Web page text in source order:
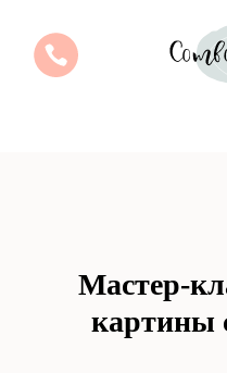
Мастер-
картины